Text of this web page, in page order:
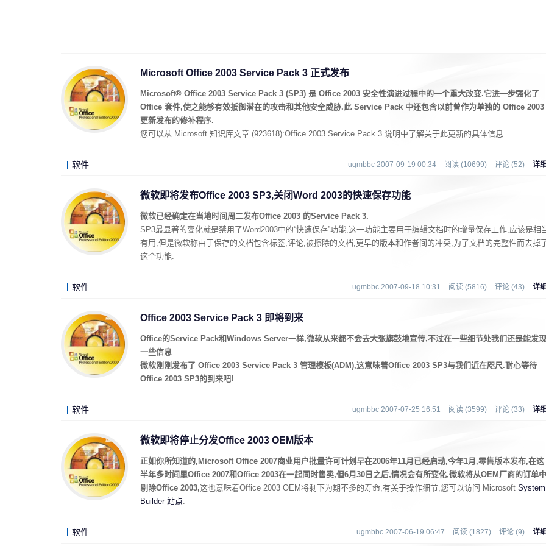
Microsoft Office 2003 Service Pack 3 正式发布
Microsoft® Office 2003 Service Pack 3 (SP3) 是 Office 2003 安全性演进过程中的一个重大改变.它进一步强化了
Office 套件,使之能够有效抵御潜在的攻击和其他安全威胁.此 Service Pack 中还包含以前曾作为单独的 Office 2003
更新发布的修补程序.
您可以从 Microsoft 知识库文章 (923618):Office 2003 Service Pack 3 说明中了解关于此更新的具体信息.
软件 ugmbbc 2007-09-19 00:34 阅读 (10699) 评论 (52) 详
微软即将发布Office 2003 SP3,关闭Word 2003的快速保存功能
微软已经确定在当地时间周二发布Office 2003 的Service Pack 3.
SP3最显著的变化就是禁用了Word2003中的“快速保存”功能,这一功能主要用于编辑文档时的增量保存工作,应该是相
有用,但是微软称由于保存的文档包含标签,评论,被擦除的文档,更早的版本和作者间的冲突,为了文档的完整性而去掉
这个功能.
软件 ugmbbc 2007-09-18 10:31 阅读 (5816) 评论 (43) 详
Office 2003 Service Pack 3 即将到来
Office的Service Pack和Windows Server一样,微软从来都不会去大张旗鼓地宣传,不过在一些细节处我们还是能发现
一些信息
微软刚刚发布了 Office 2003 Service Pack 3 管理模板(ADM),这意味着Office 2003 SP3与我们近在咫尺.耐心等待
Office 2003 SP3的到来吧!
软件 ugmbbc 2007-07-25 16:51 阅读 (3599) 评论 (33) 详
微软即将停止分发Office 2003 OEM版本
正如你所知道的,Microsoft Office 2007商业用户批量许可计划早在2006年11月已经启动,今年1月,零售版本发布,在这
半年多时间里Office 2007和Office 2003在一起同时售卖,但6月30日之后,情况会有所变化,微软将从OEM厂商的订单中
剔除Office 2003,这也意味着Office 2003 OEM将剩下为期不多的寿命,有关于操作细节,您可以访问 Microsoft System
Builder 站点.
软件 ugmbbc 2007-06-19 06:47 阅读 (1827) 评论 (9) 详